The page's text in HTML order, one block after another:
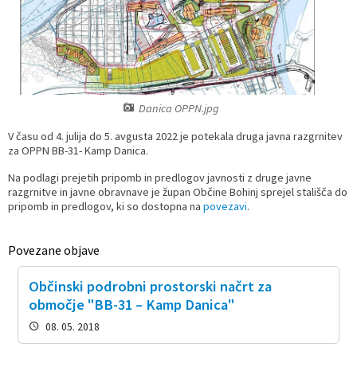
Danica OPPN.jpg
V času od 4. julija do 5. avgusta 2022 je potekala druga javna razgrnitev
za OPPN BB-31- Kamp Danica.
Na podlagi prejetih pripomb in predlogov javnosti z druge javne
razgrnitve in javne obravnave je župan Občine Bohinj sprejel stališča do
pripomb in predlogov, ki so dostopna na povezavi.
Povezane objave
Občinski podrobni prostorski načrt za
območje "BB-31 – Kamp Danica"
08. 05. 2018
Prostorski dokumenti
Proračunski dokumenti
Skupna občinska uprava
Civilna zaščita in požarna varnost
Kontakt
Pogosta vprašanja
Lokacije defibrilatorjev
Merilniki hitrosti
Hišna in ledinska imena